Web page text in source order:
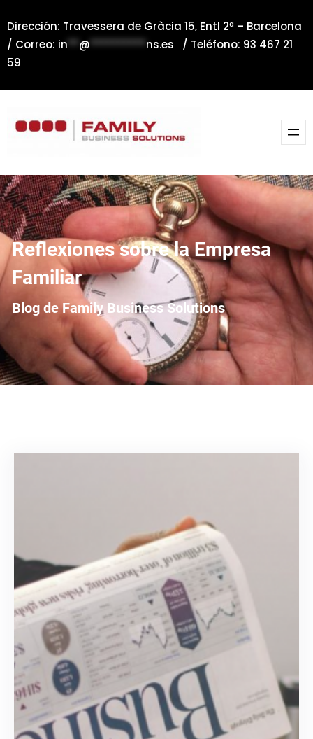
al
contenido
Dirección: Travessera de Gràcia 15, Entl 2ª – Barcelona
/ Correo: in**@**********ns.es / Teléfono: 93 467 21
59
Reflexiones sobre la Empresa
Familiar
Blog de Family Business Solutions